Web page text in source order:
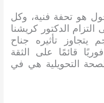
هو تحفة فنية، وكل
الدكتور كريشنا
تأثيره جناح
قائمًا على الثقة
التحويلية هي في